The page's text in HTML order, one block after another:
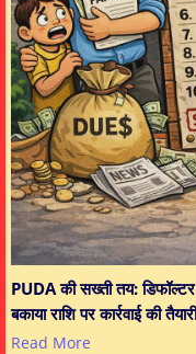
PUDA की सख्ती तय:
बकाया राशि पर कार्रवाई की तैयारी
Read More